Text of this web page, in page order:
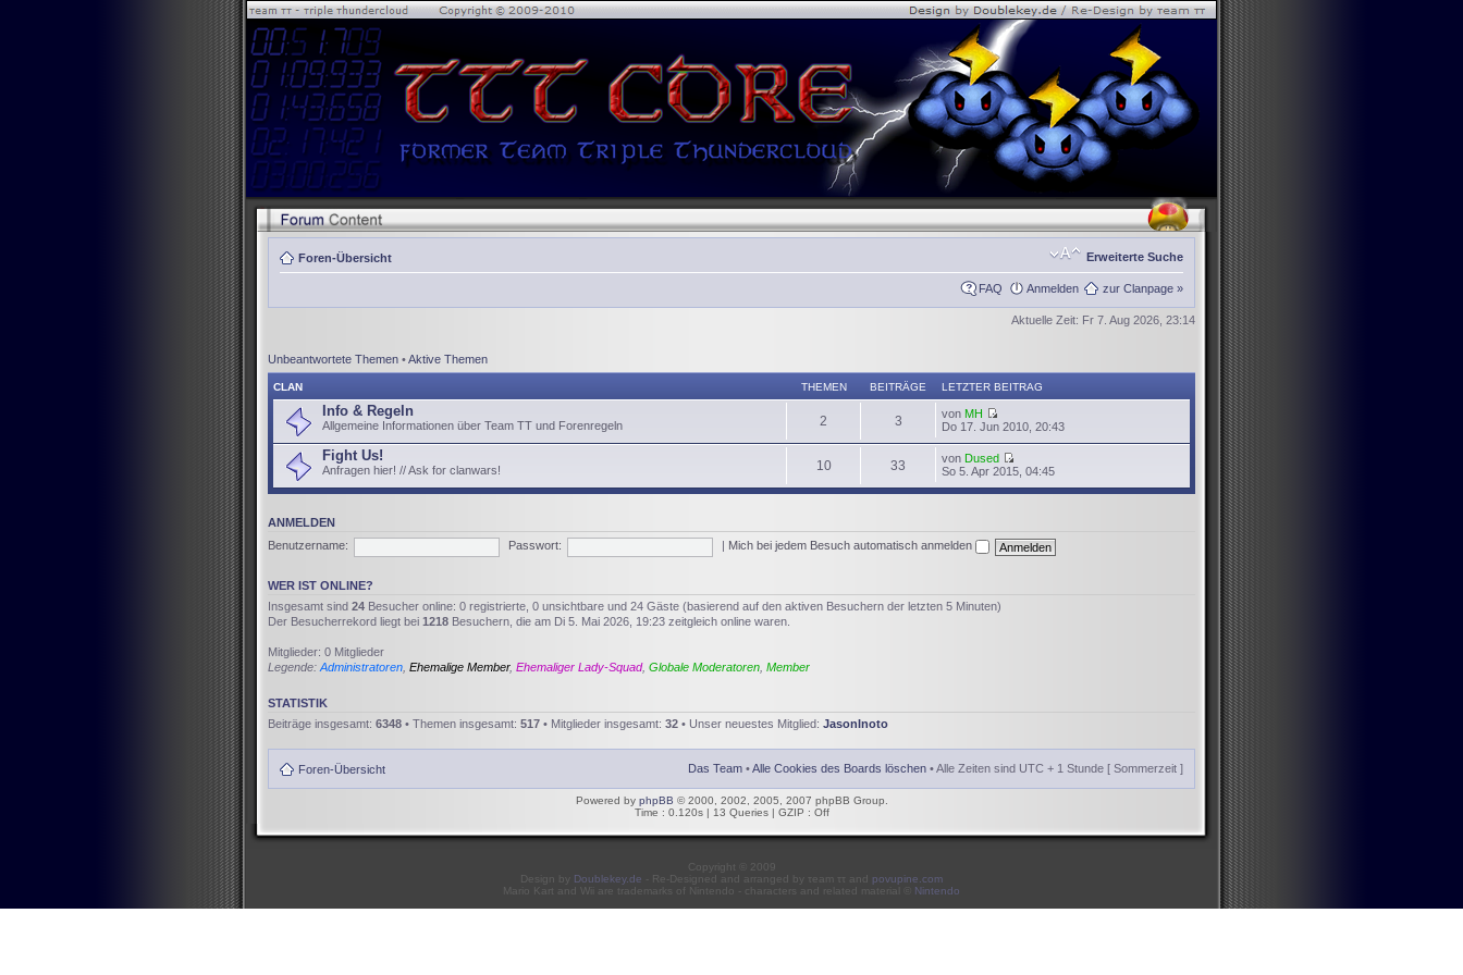
Foren-Übersicht Erweiterte Suche
FAQ Anmelden zur Clanpage »
Aktuelle Zeit: Fr 7. Aug 2026, 23:14
Unbeantwortete Themen •Aktive Themen
CLAN THEMEN BEITRÄGE LETZTER BEITRAG
Info & Regeln
Allgemeine Informationen über Team TT und Forenregeln 2 3 von MH
Do 17. Jun 2010, 20:43
Fight Us!
Anfragen hier! // Ask for clanwars! 10 33 von Dused
So 5. Apr 2015, 04:45
ANMELDEN
Benutzername:
Passwort: Mich bei jedem Besuch automatisch anmelden
WER IST ONLINE?
Insgesamt sind 24 Besucher online: 0 registrierte, 0 unsichtbare und 24 Gäste (basierend auf den aktiven Besuchern der letzten 5 Minuten)
Der Besucherrekord liegt bei 1218 Besuchern, die am Di 5. Mai 2026, 19:23 zeitgleich online waren.
Mitglieder: 0 Mitglieder
Legende: Administratoren Ehemalige Member, Ehemaliger Lady-Squad, Globale Moderatoren Member
STATISTIK
Beiträge insgesamt: 6348 • Themen insgesamt: 517 • Mitglieder insgesamt: 32 • Unser neuestes Mitglied: JasonInoto
Foren-Übersicht Das Team •Alle Cookies des Boards löschen • Alle Zeiten sind UTC + 1 Stunde [ Sommerzeit ]
Powered by phpBB © 2000, 2002, 2005, 2007 phpBB Group.
Time : 0.120s | 13 Queries | GZIP : Off
Copyright © 2009
Design by Doublekey.de - Re-Designed and arranged by τeam ττ and povupine.com
Mario Kart and Wii are trademarks of Nintendo - characters and related material © Nintendo